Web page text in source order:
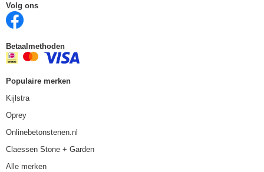
Volg ons
Betaalmethoden
Populaire merken
Kijlstra
Oprey
Onlinebetonstenen.nl
Claessen Stone + Garden
Alle merken